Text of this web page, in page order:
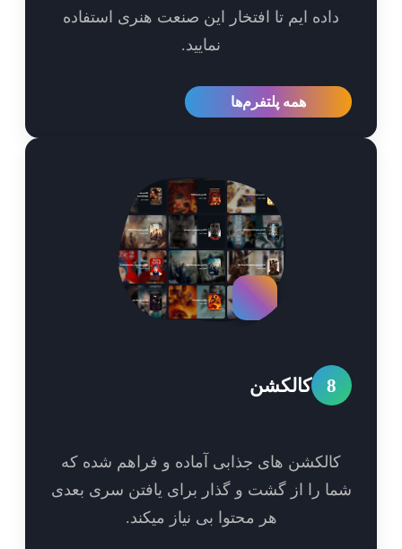
ایم تا افتخار این صنعت هنری استفاده
همه پلتفرم‌ها
کالکشن
های جذابی آماده و فراهم شده که
را از گشت و گذار برای یافتن سری بعدی
هر محتوا بی نیاز میکند.